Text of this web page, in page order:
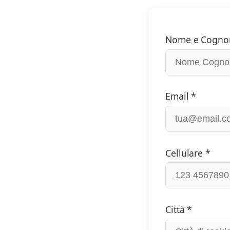
Nome e
Email *
Cellulare *
Città *